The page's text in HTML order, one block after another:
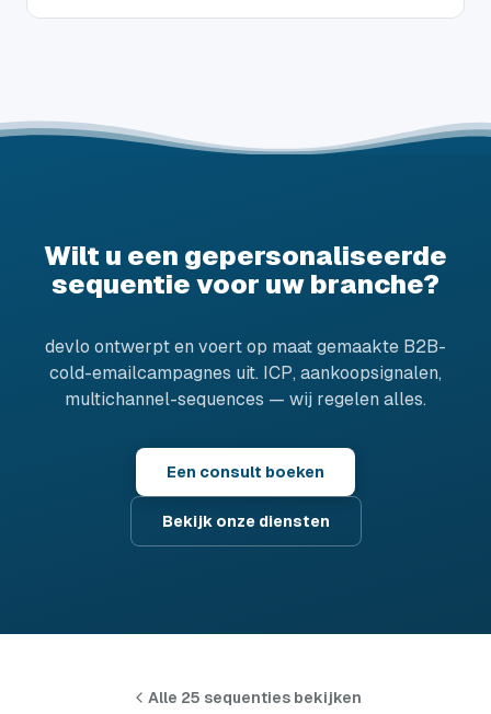
Wilt u een gepersonaliseerde
sequentie voor uw branche?
devlo ontwerpt en voert op maat gemaakte B2B-
cold-emailcampagnes uit. ICP, aankoopsignalen,
multichannel-sequences — wij regelen alles.
Een consult boeken
Bekijk onze diensten
Alle 25 sequenties bekijken